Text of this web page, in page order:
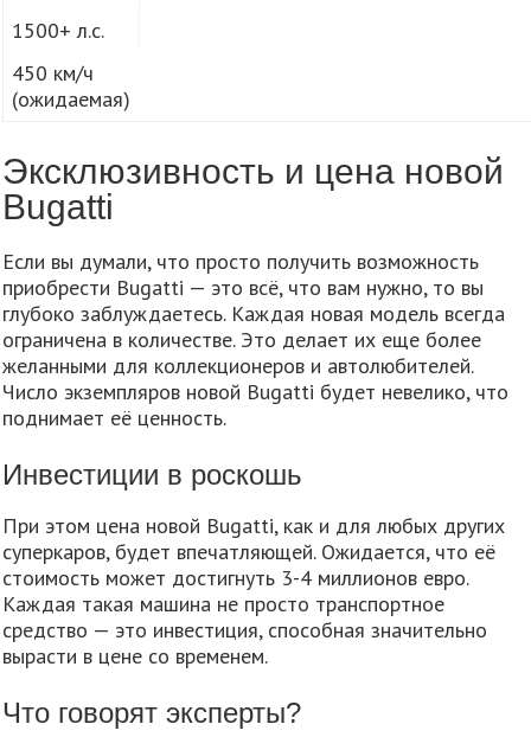
1500+ л.с.
450 км/ч
(ожидаемая)
Эксклюзивность и цена новой
Bugatti
Если вы думали, что просто получить возможность
приобрести Bugatti — это всё, что вам нужно, то вы
глубоко заблуждаетесь. Каждая новая модель всегда
ограничена в количестве. Это делает их еще более
желанными для коллекционеров и автолюбителей.
Число экземпляров новой Bugatti будет невелико, что
поднимает её ценность.
Инвестиции в роскошь
При этом цена новой Bugatti, как и для любых других
суперкаров, будет впечатляющей. Ожидается, что её
стоимость может достигнуть 3-4 миллионов евро.
Каждая такая машина не просто транспортное
средство — это инвестиция, способная значительно
вырасти в цене со временем.
Что говорят эксперты?